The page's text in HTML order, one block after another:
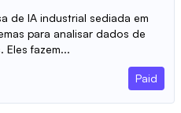
de IA industrial sediada em
para analisar dados de
Eles fazem...
Paid